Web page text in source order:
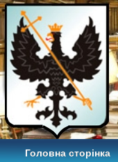
Головна сторінка